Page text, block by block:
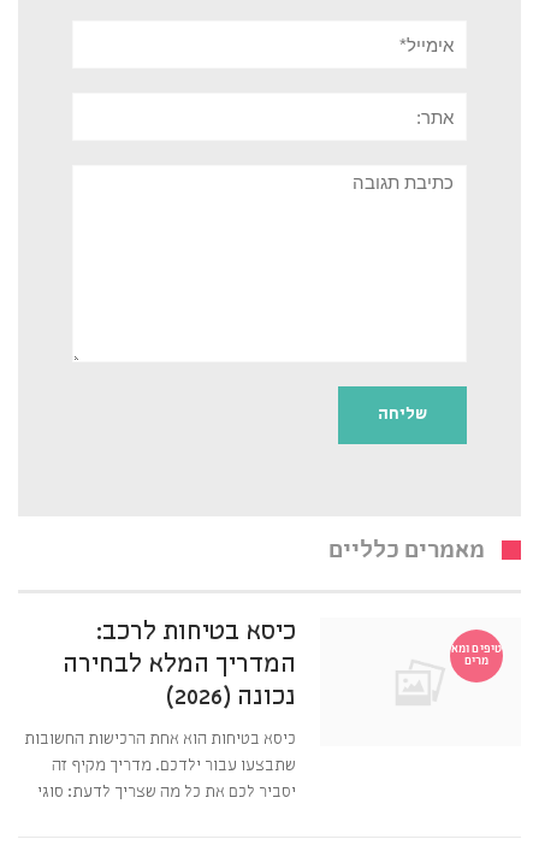
מאמרים כלליים
טיפים ומא
מרים
כיסא בטיחות לרכב:
המדריך המלא לבחירה
נכונה (2026)
כיסא בטיחות הוא אחת הרכישות החשובות
שתבצעו עבור ילדכם. מדריך מקיף זה
יסביר לכם את כל מה שצריך לדעת: סוגי